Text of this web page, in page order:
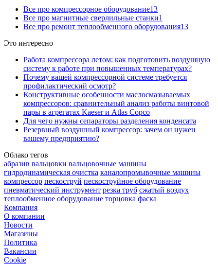
Все про компрессорное оборудование13
Все про магнитные сверлильные станки1
Все про ремонт теплообменного оборудования13
Это интересно
Работа компрессора летом: как подготовить воздушную
систему к работе при повышенных температурах?
Почему вашей компрессорной системе требуется
профилактический осмотр?
Конструктивные особенности маслосмазываемых
компрессоров: сравнительный анализ работы винтовой
пары в агрегатах Kaeser и Atlas Copco
Для чего нужны сепараторы разделения конденсата
Резервный воздушный компрессор: зачем он нужен
вашему предприятию?
Облако тегов
абразив вальцовки вальцовочные машины
гидродинамическая очистка каналопромывочные машины
компрессор пескоструй пескоструйное оборудование
пневматический инструмент резка труб сжатый воздух
теплообменное оборудование торцовка фаска
Компания
О компании
Новости
Магазины
Политика
Вакансии
Сookie